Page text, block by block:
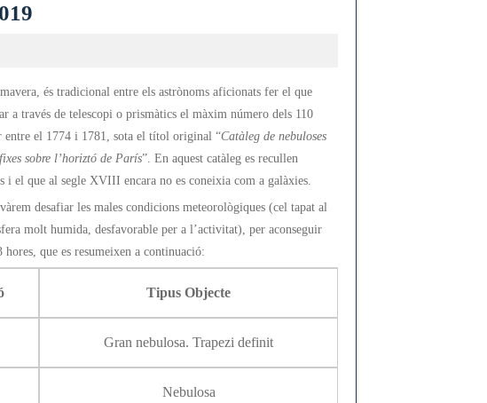
2019
és tradicional entre els astrònoms aficionats fer el que
a través de telescopi o prismàtics el màxim número dels 110
entre el 1774 i 1781, sota el títol original “Catàleg de nebuloses
sobre l’horiztó de París”. En aquest catàleg es recullen
i el que al segle XVIII encara no es coneixia com a galàxies.
desafiar les males condicions meteorològiques (cel tapat al
molt humida, desfavorable per a l’activitat), per aconseguir
que es resumeixen a continuació:
Tipus Objecte
Gran nebulosa. Trapezi definit
Nebulosa